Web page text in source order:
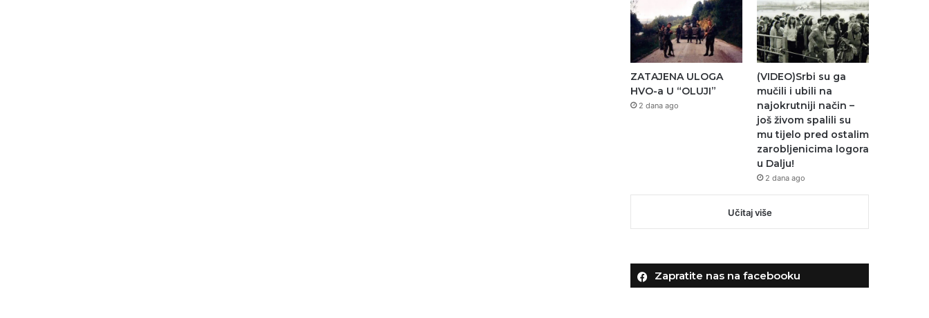
ZATAJENA ULOGA
HVO-a U “OLUJI”
2 dana ago
(VIDEO)Srbi su ga
mučili i ubili na
najokrutniji način –
još živom spalili su
mu tijelo pred ostalim
zarobljenicima logora
u Dalju!
2 dana ago
Učitaj više
Zapratite nas na facebooku